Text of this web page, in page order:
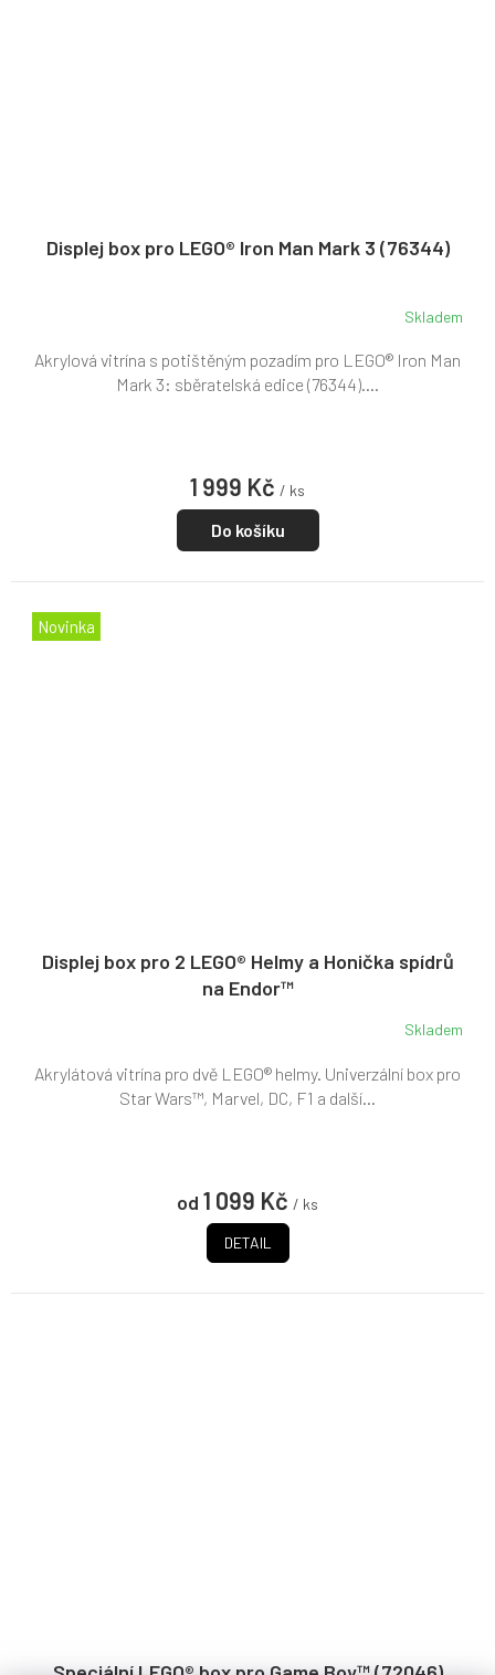
Displej box pro LEGO® Iron Man Mark 3 (76344)
Skladem
1 999 Kč / ks
Do košíku
Akrylová vitrína s potištěným pozadím pro LEGO® Iron Man
Mark 3: sběratelská edice (76344)....
Novinka
Displej box pro 2 LEGO® Helmy a Honička spídrů
na Endor™
Skladem
od 1 099 Kč / ks
DETAIL
Akrylátová vitrína pro dvě LEGO® helmy. Univerzální box pro
Star Wars™, Marvel, DC, F1 a další...